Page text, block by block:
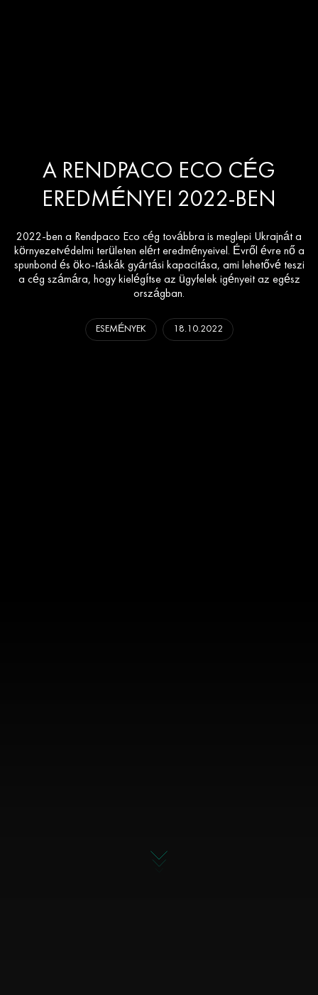
A RENDPACO ECO CÉG
EREDMÉNYEI 2022-BEN
2022-ben a Rendpaco Eco cég továbbra is meglepi Ukrajnát a
környezetvédelmi területen elért eredményeivel. Évről évre nő a
spunbond és öko-táskák gyártási kapacitása, ami lehetővé teszi
a cég számára, hogy kielégítse az ügyfelek igényeit az egész
országban.
ESEMÉNYEK 18.10.2022